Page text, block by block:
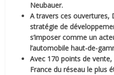
Neubauer.
A travers ces ouvertures,
stratégie de
s’imposer comme un
l’automobile haut-de-
Avec 170 points de
France du réseau le plus